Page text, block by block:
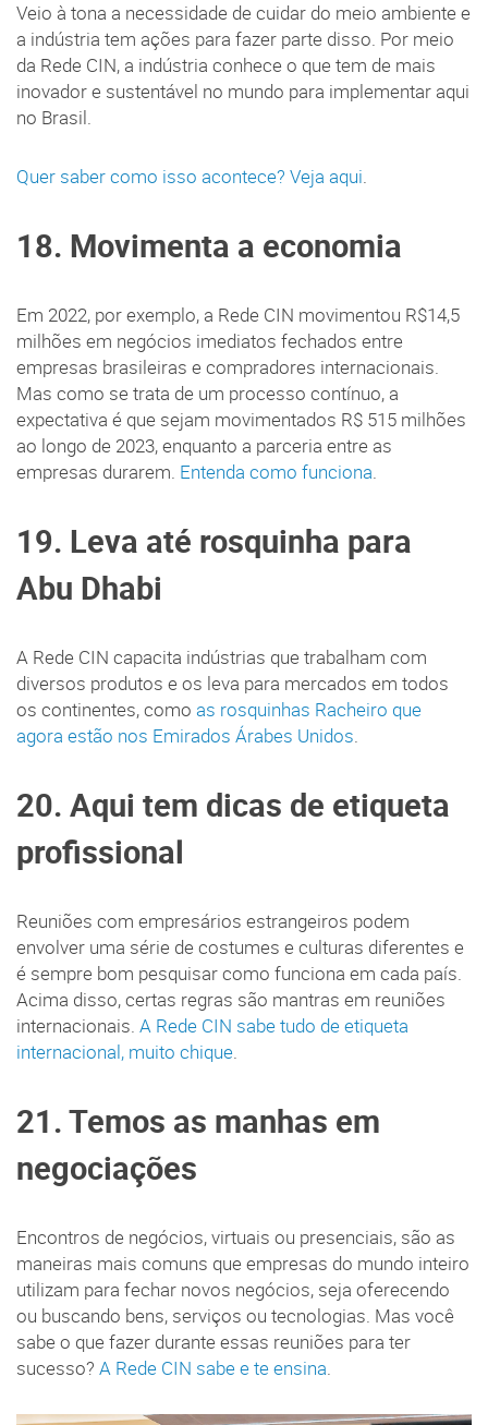
Veio à tona a necessidade de cuidar do meio ambiente e
a indústria tem ações para fazer parte disso. Por meio
da Rede CIN, a indústria conhece o que tem de mais
inovador e sustentável no mundo para implementar aqui
no Brasil.
Quer saber como isso acontece? Veja aqui.
18. Movimenta a economia
Em 2022, por exemplo, a Rede CIN movimentou R$14,5
milhões em negócios imediatos fechados entre
empresas brasileiras e compradores internacionais.
Mas como se trata de um processo contínuo, a
expectativa é que sejam movimentados R$ 515 milhões
ao longo de 2023, enquanto a parceria entre as
empresas durarem. Entenda como funciona.
19. Leva até rosquinha para
Abu Dhabi
A Rede CIN capacita indústrias que trabalham com
diversos produtos e os leva para mercados em todos
os continentes, como as rosquinhas Racheiro que
agora estão nos Emirados Árabes Unidos.
20. Aqui tem dicas de etiqueta
profissional
Reuniões com empresários estrangeiros podem
envolver uma série de costumes e culturas diferentes e
é sempre bom pesquisar como funciona em cada país.
Acima disso, certas regras são mantras em reuniões
internacionais. A Rede CIN sabe tudo de etiqueta
internacional, muito chique.
21. Temos as manhas em
negociações
Encontros de negócios, virtuais ou presenciais, são as
maneiras mais comuns que empresas do mundo inteiro
utilizam para fechar novos negócios, seja oferecendo
ou buscando bens, serviços ou tecnologias. Mas você
sabe o que fazer durante essas reuniões para ter
sucesso? A Rede CIN sabe e te ensina.